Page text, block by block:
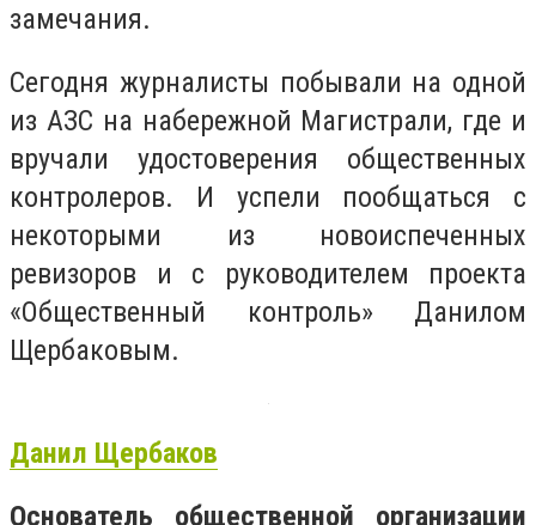
замечания.
Сегодня журналисты побывали на одной
из АЗС на набережной Магистрали, где и
вручали удостоверения общественных
контролеров. И успели пообщаться с
некоторыми из новоиспеченных
ревизоров и с руководителем проекта
«Общественный контроль» Данилом
Щербаковым.
Данил Щербаков
Основатель общественной организации